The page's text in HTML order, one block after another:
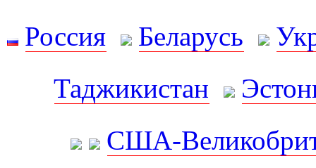
Россия Беларусь
Таджикистан
США-